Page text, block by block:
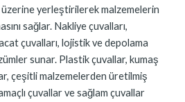
yerleştirilerek malzemelerin
sağlar. Nakliye çuvalları,
çuvalları, lojistik ve depolama
sunar. Plastik çuvallar, kumaş
çeşitli malzemelerden üretilmiş
çuvallar ve sağlam çuvallar